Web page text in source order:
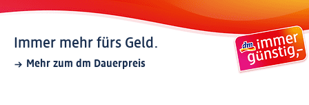
Immer mehr fürs Geld.
Mehr zum dm Dauerpreis